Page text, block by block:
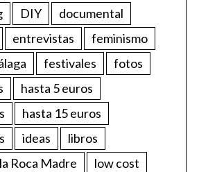
DIY
documental
entrevistas
feminismo
festivales
fotos
hasta 5 euros
hasta 15 euros
ideas
libros
Roca Madre
low cost